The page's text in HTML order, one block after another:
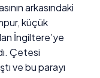
arkasındaki
küçük
İngiltere’ye
Çetesi
ve bu parayı